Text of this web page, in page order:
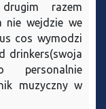
razem
nie wejdzie we
cos wymodzi
drinkers(swoja
muzyczny w